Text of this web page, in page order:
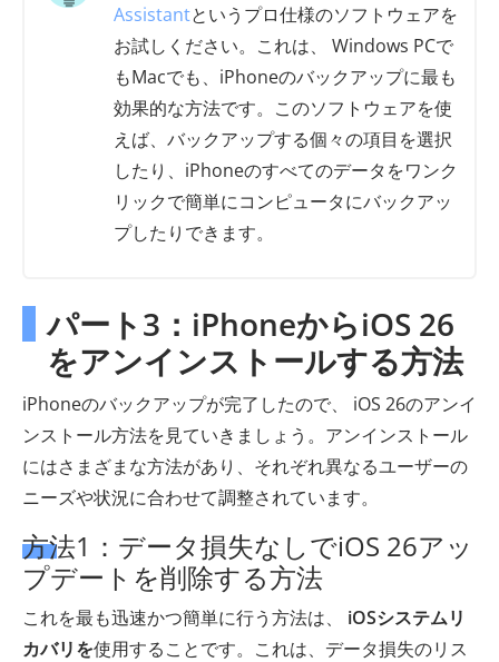
Assistantというプロ仕様のソフトウェアを
お試しください。これは、 Windows PCで
もMacでも、iPhoneのバックアップに最も
効果的な方法です。このソフトウェアを使
えば、バックアップする個々の項目を選択
したり、iPhoneのすべてのデータをワンク
リックで簡単にコンピュータにバックアッ
プしたりできます。
パート3：iPhoneからiOS 26
をアンインストールする方法
iPhoneのバックアップが完了したので、 iOS 26のアンイ
ンストール方法を見ていきましょう。アンインストール
にはさまざまな方法があり、それぞれ異なるユーザーの
ニーズや状況に合わせて調整されています。
方法1：データ損失なしでiOS 26アッ
プデートを削除する方法
これを最も迅速かつ簡単に行う方法は、 iOSシステムリ
カバリを使用することです。これは、データ損失のリス